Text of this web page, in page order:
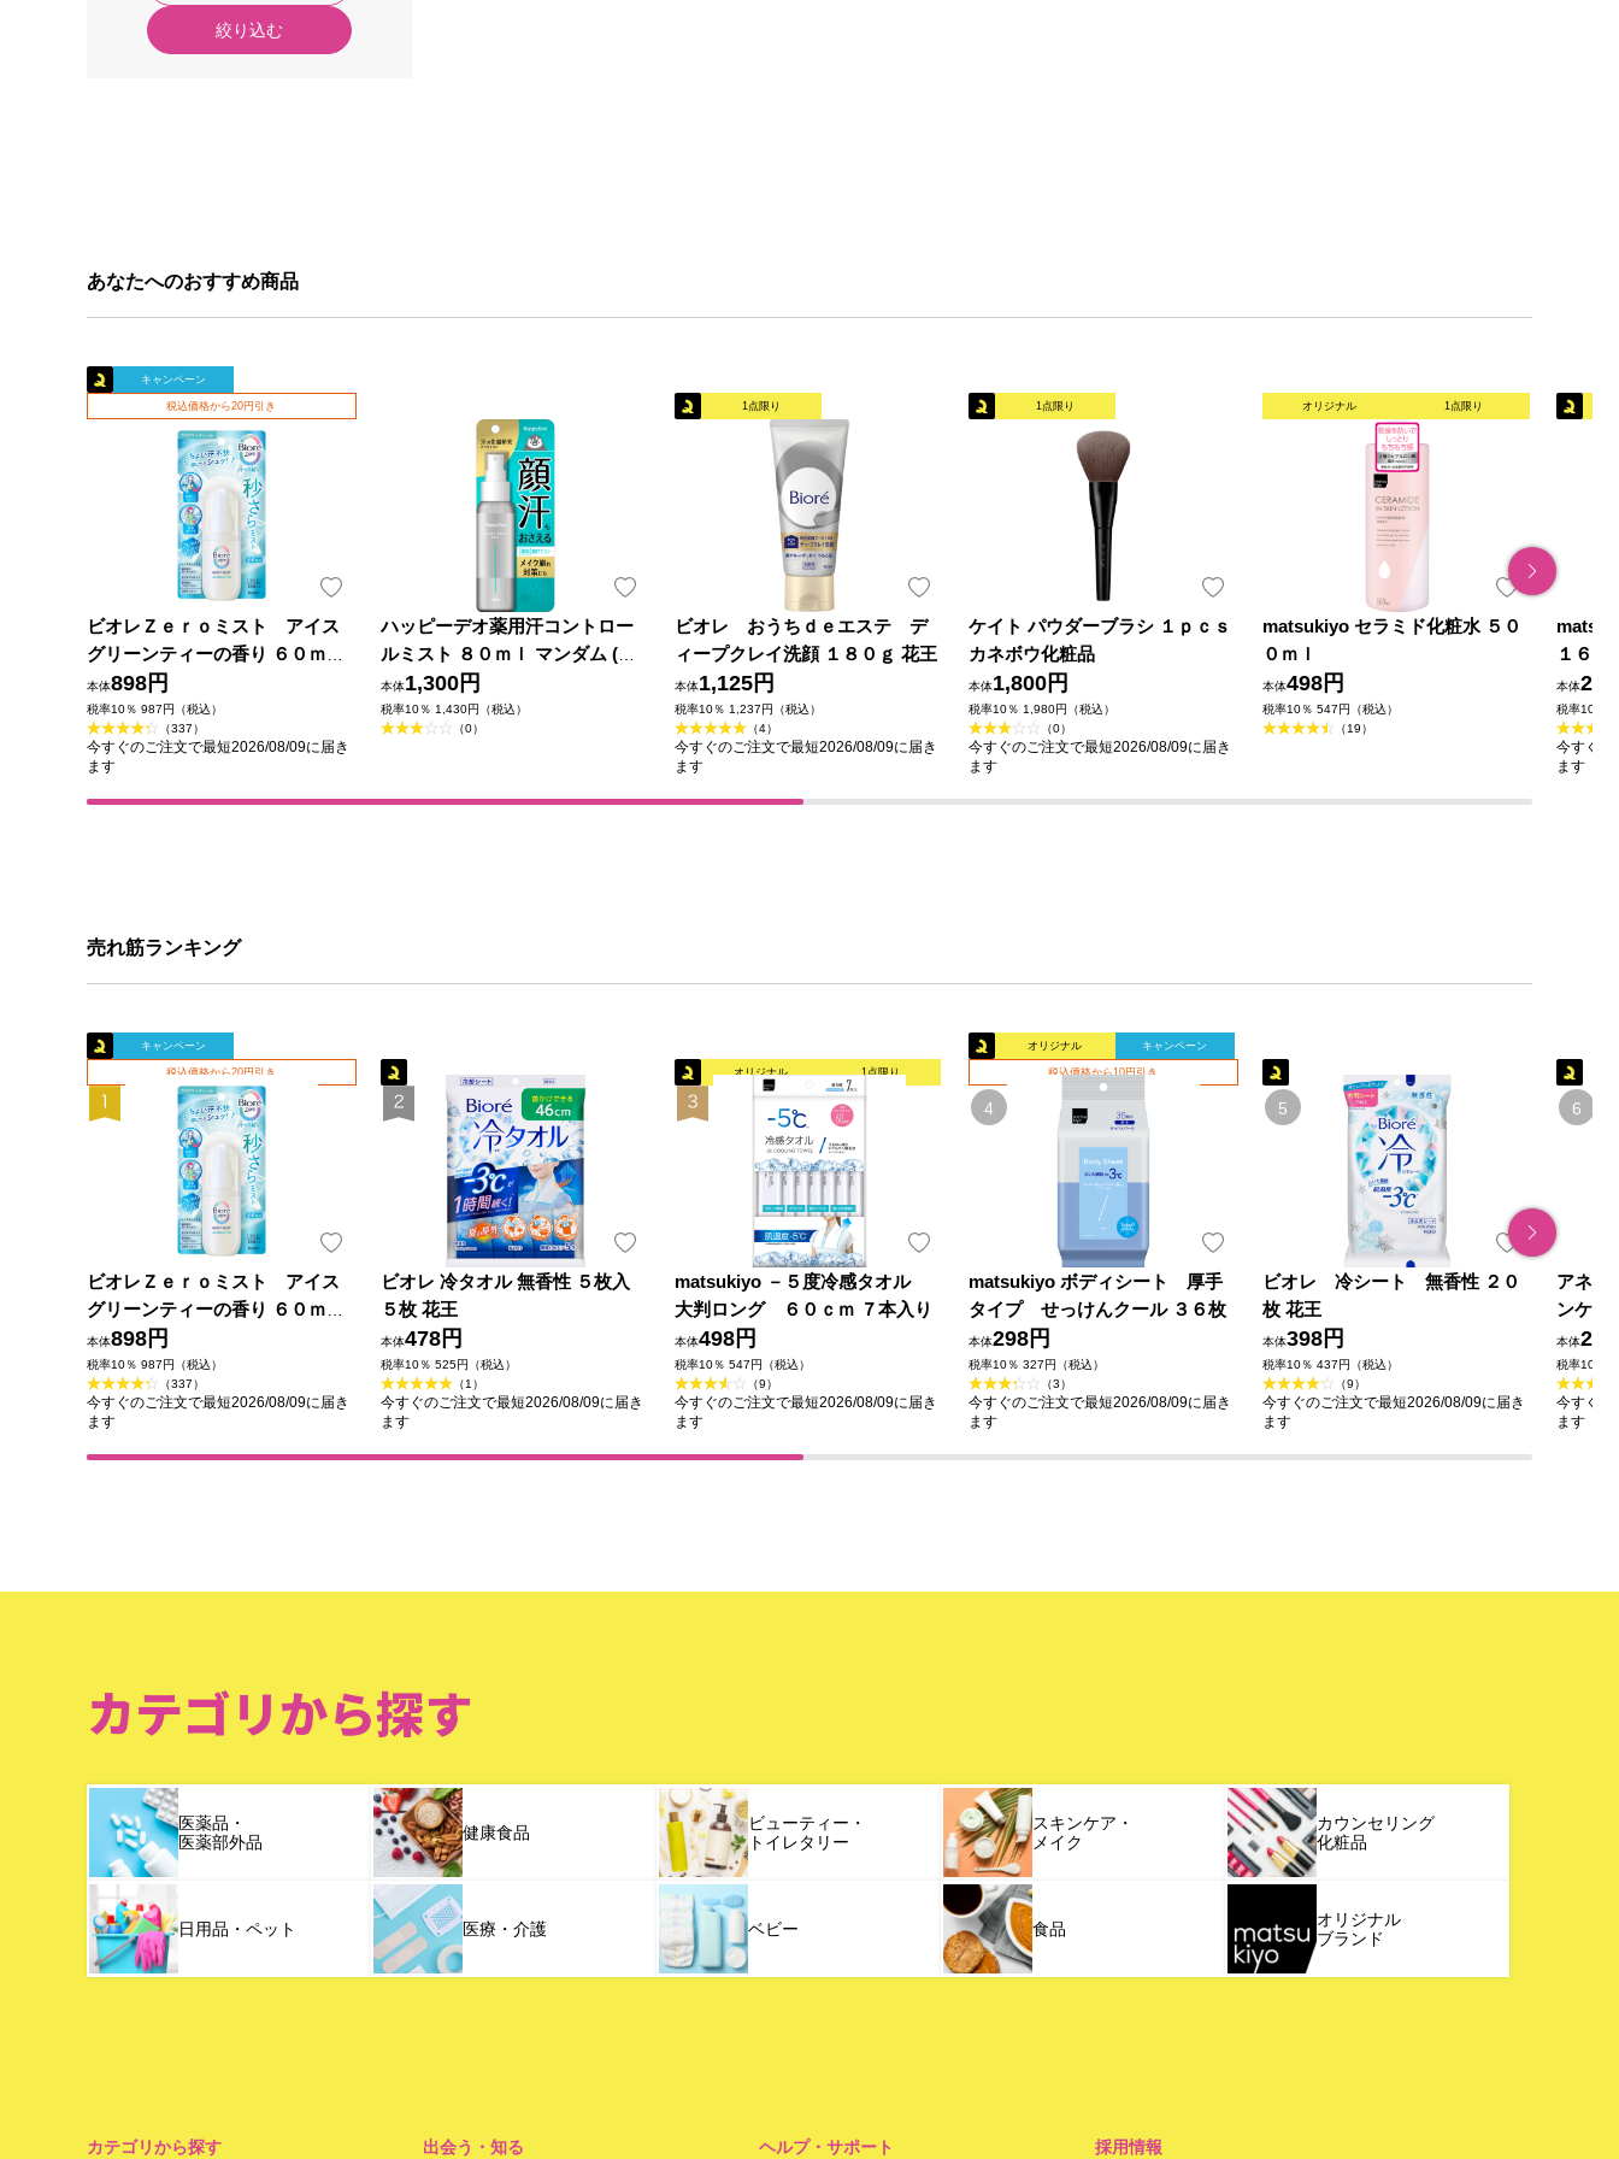
絞り込む
あなたへのおすすめ商品
キャンペーン
税込価格から20円引き
ビオレＺｅｒｏミスト アイス
グリーンティーの香り ６０ｍＬ
花王
本体898円
税率10％ 987円（税込）
（337）
今すぐのご注文で最短2026/08/09に届き
ます
ハッピーデオ薬用汗コントロー
ルミスト ８０ｍｌ マンダム (医
薬部外品)
本体1,300円
税率10％ 1,430円（税込）
（0）
1点限り
ビオレ おうちｄｅエステ デ
ィープクレイ洗顔 １８０ｇ 花王
本体1,125円
税率10％ 1,237円（税込）
（4）
今すぐのご注文で最短2026/08/09に届き
ます
1点限り
ケイト パウダーブラシ １ｐｃｓ
カネボウ化粧品
本体1,800円
税率10％ 1,980円（税込）
（0）
今すぐのご注文で最短2026/08/09に届き
ます
オリジナル 1点限り
matsukiyo セラミド化粧水 ５０
０ｍｌ
本体498円
税率10％ 547円（税込）
（19）
１６０
本体
税率10％
今すぐの
ます
売れ筋ランキング
キャンペーン
税込価格から20円引き
ビオレＺｅｒｏミスト アイス
グリーンティーの香り ６０ｍＬ
花王
本体898円
税率10％ 987円（税込）
（337）
今すぐのご注文で最短2026/08/09に届き
ます
ビオレ 冷タオル 無香性 ５枚入
５枚 花王
本体478円
税率10％ 525円（税込）
（1）
今すぐのご注文で最短2026/08/09に届き
ます
オリジナル 1点限り
matsukiyo －５度冷感タオル
大判ロング ６０ｃｍ ７本入り
本体498円
税率10％ 547円（税込）
（9）
今すぐのご注文で最短2026/08/09に届き
ます
オリジナル キャンペーン
税込価格から10円引き
matsukiyo ボディシート 厚手
タイプ せっけんクール ３６枚
本体298円
税率10％ 327円（税込）
（3）
今すぐのご注文で最短2026/08/09に届き
ます
ビオレ 冷シート 無香性 ２０
枚 花王
本体398円
税率10％ 437円（税込）
（9）
今すぐのご注文で最短2026/08/09に届き
ます
アネッ
ンケア
堂
本体
税率10％
今すぐの
ます
カテゴリから探す
医薬品・
医薬部外品
健康食品
ビューティー・
トイレタリー
スキンケア・
メイク
カウンセリング
化粧品
日用品・ペット 医療・介護 ベビー 食品
オリジナル
ブランド
カテゴリから探す 出会う・知る ヘルプ・サポート 採用情報